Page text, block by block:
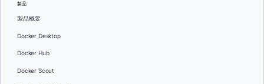
製品
製品概要
Docker Desktop
Docker Hub
Docker Scout